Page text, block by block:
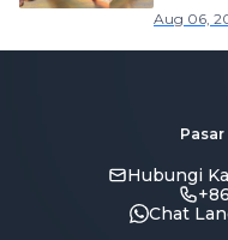
Aug 06,
Hubungi
Chat